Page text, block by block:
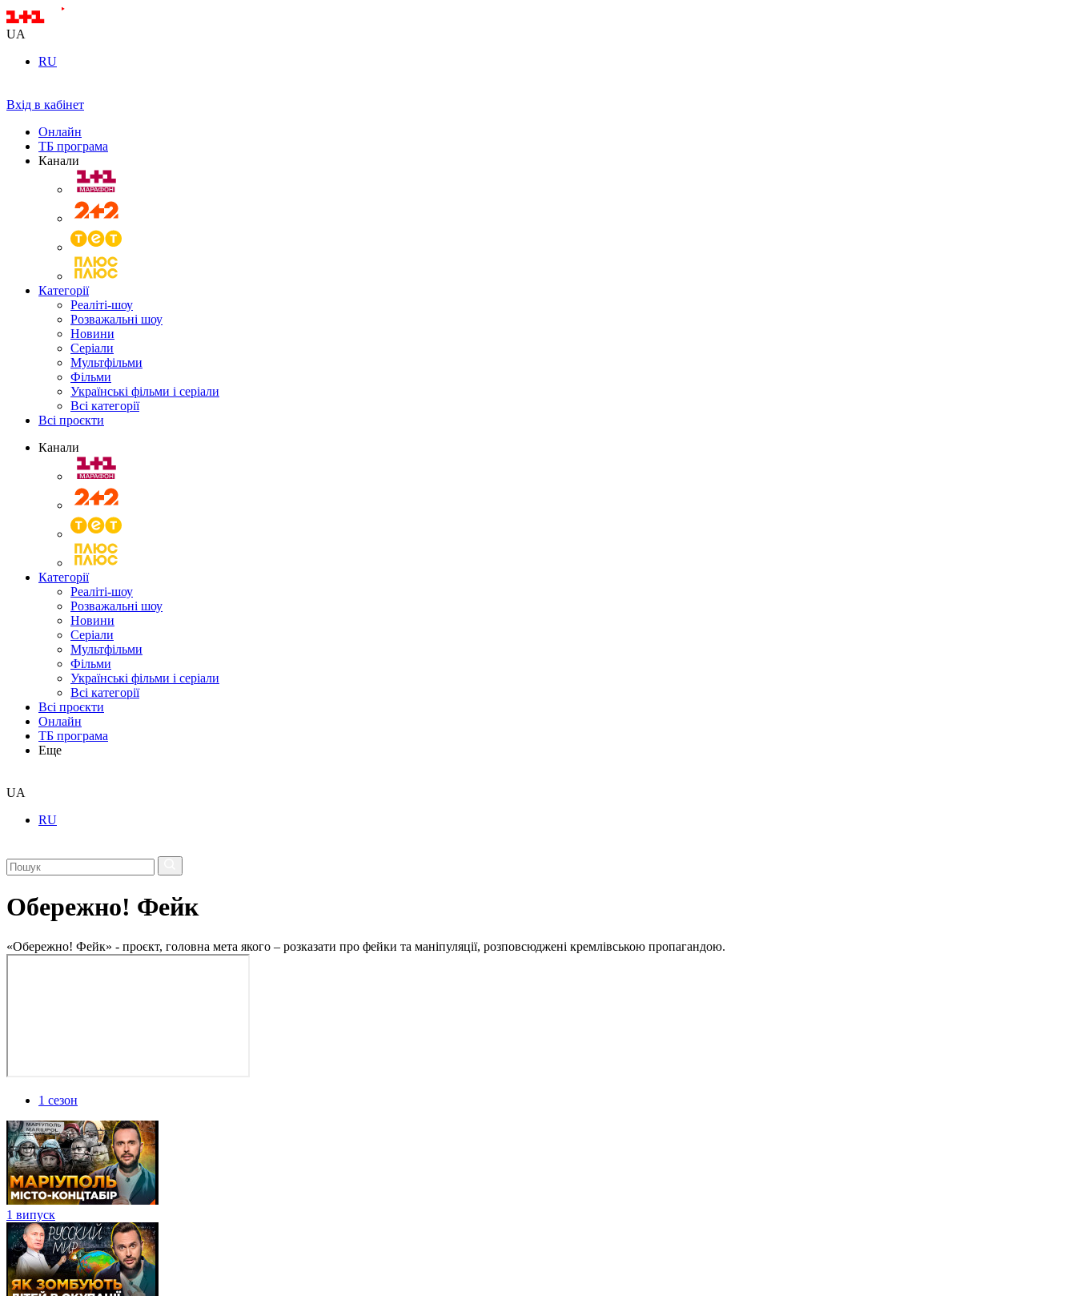
UA
RU
Вхід в кабінет
Онлайн
ТБ програма
Канали
Категорії
Реаліті-шоу
Розважальні шоу
Новини
Серіали
Мультфільми
Фільми
Українські фільми і серіали
Всі категорії
Всі проєкти
Канали
Категорії
Реаліті-шоу
Розважальні шоу
Новини
Серіали
Мультфільми
Фільми
Українські фільми і серіали
Всі категорії
Всі проєкти
Онлайн
ТБ програма
Еще
UA
RU
Обережно! Фейк
«Обережно! Фейк» - проєкт, головна мета якого – розказати про фейки та маніпуляції, розповсюджені кремлівською пропагандою.
1 сезон
1 випуск